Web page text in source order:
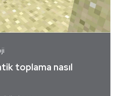
toplama nasıl